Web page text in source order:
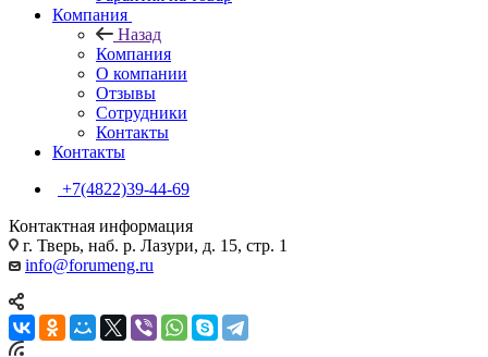
Компания
Назад
Компания
О компании
Отзывы
Сотрудники
Контакты
Контакты
+7(4822)39-44-69
Контактная информация
г. Тверь, наб. р. Лазури, д. 15, стр. 1
info@forumeng.ru